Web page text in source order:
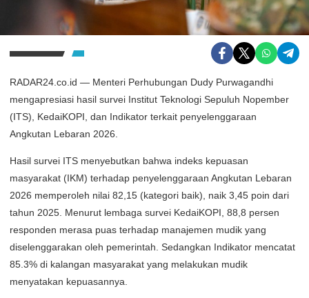
RADAR24.co.id — Menteri Perhubungan Dudy Purwagandhi
mengapresiasi hasil survei Institut Teknologi Sepuluh Nopember
(ITS), KedaiKOPI, dan Indikator terkait penyelenggaraan
Angkutan Lebaran 2026.
Hasil survei ITS menyebutkan bahwa indeks kepuasan
masyarakat (IKM) terhadap penyelenggaraan Angkutan Lebaran
2026 memperoleh nilai 82,15 (kategori baik), naik 3,45 poin dari
tahun 2025. Menurut lembaga survei KedaiKOPI, 88,8 persen
responden merasa puas terhadap manajemen mudik yang
diselenggarakan oleh pemerintah. Sedangkan Indikator mencatat
85.3% di kalangan masyarakat yang melakukan mudik
menyatakan kepuasannya.